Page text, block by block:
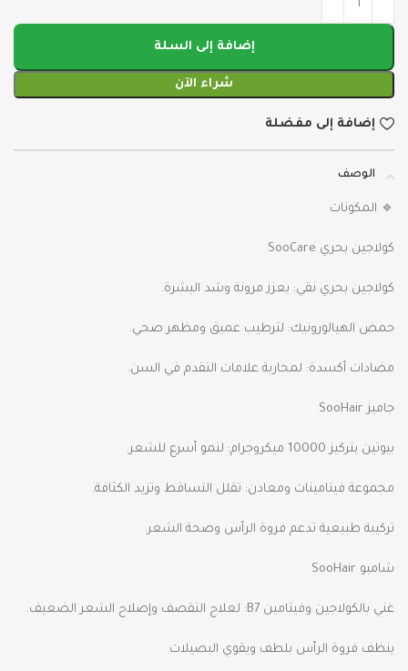
إضافة إلى السلة
شراء الآن
إضافة إلى مفضلة
الوصف
🔹 المكونات
كولاجين بحري SooCare
كولاجين بحري نقي: يعزز مرونة وشد البشرة.
حمض الهيالورونيك: لترطيب عميق ومظهر صحي.
مضادات أكسدة: لمحاربة علامات التقدم في السن.
جاميز SooHair
بيوتين بتركيز 10000 ميكروجرام: لنمو أسرع للشعر.
مجموعة فيتامينات ومعادن: تقلل التساقط وتزيد الكثافة.
تركيبة طبيعية تدعم فروة الرأس وصحة الشعر.
شامبو SooHair
غني بالكولاجين وفيتامين B7: لعلاج التقصف وإصلاح الشعر الضعيف.
ينظف فروة الرأس بلطف ويقوي البصيلات.